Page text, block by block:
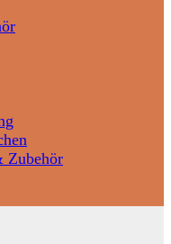
Zubehör